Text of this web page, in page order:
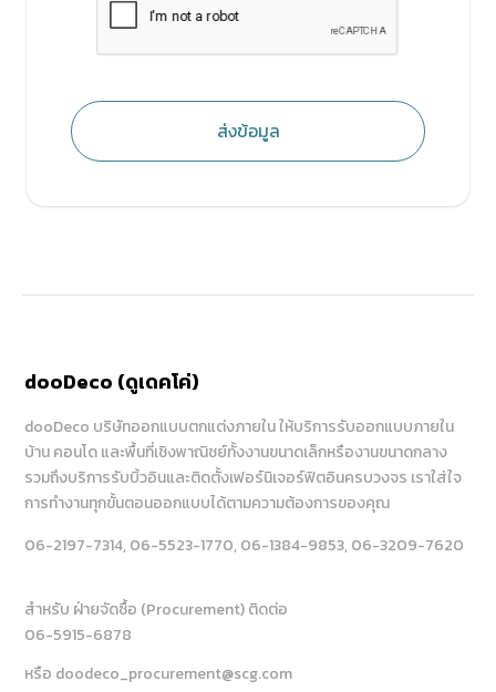
ส่งข้อมูล
dooDeco (ดูเดคโค่)
dooDeco บริษัทออกแบบตกแต่งภายใน ให้บริการรับออกแบบภายใน
บ้าน คอนโด และพื้นที่เชิงพาณิชย์ทั้งงานขนาดเล็กหรืองานขนาดกลาง
รวมถึงบริการรับบิ้วอินและติดตั้งเฟอร์นิเจอร์ฟิตอินครบวงจร เราใส่ใจ
การทำงานทุกขั้นตอนออกแบบได้ตามความต้องการของคุณ
06-2197-7314, 06-5523-1770, 06-1384-9853, 06-3209-7620
สำหรับ ฝ่ายจัดซื้อ (Procurement) ติดต่อ
06-5915-6878
หรือ doodeco_procurement@scg.com